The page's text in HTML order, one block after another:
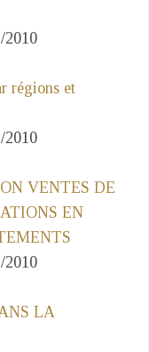
2010
régions et
2010
VENTES DE
EN
2010
LA